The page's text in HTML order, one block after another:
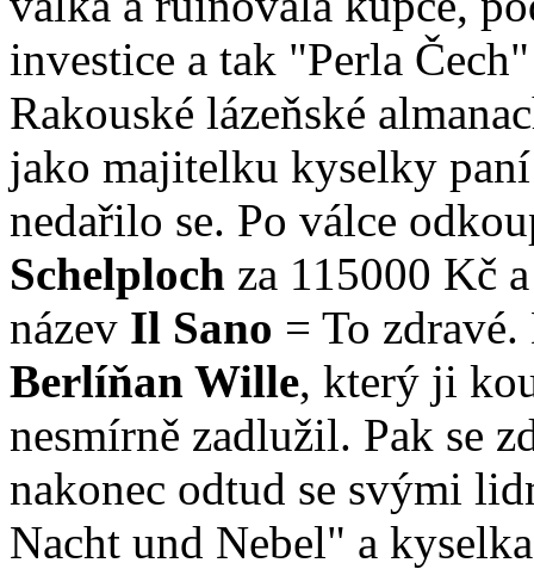
investice a tak "Perla
Rakouské lázeňské
jako majitelku kyselky
nedařilo se. Po válce
Schelploch za 115000 Kč
název Il Sano = To
Berlíňan Wille, který ji
nesmírně zadlužil. Pak se
nakonec odtud se svými
Nacht und Nebel" a